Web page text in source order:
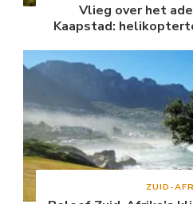
Vlieg over het
Kaapstad:
ZUID-